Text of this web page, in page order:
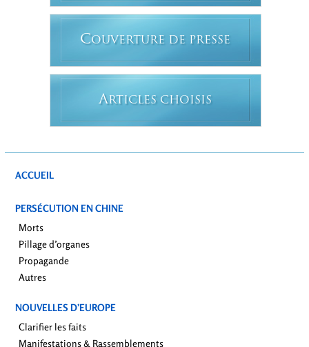
COUVERTURE DE PRESSE
ARTICLES CHOISIS
ACCUEIL
PERSÉCUTION EN CHINE
Morts
Pillage d’organes
Propagande
Autres
NOUVELLES D’EUROPE
Clarifier les faits
Manifestations & Rassemblements